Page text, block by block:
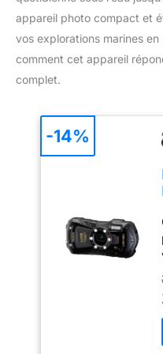
appareil photo compact et
vos explorations marines
comment cet appareil
complet.
-14%